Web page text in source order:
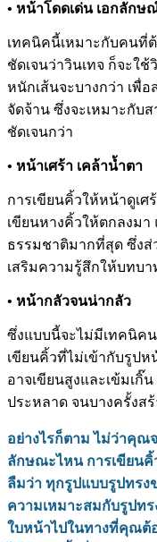
• หน้าโดดเด่น เอกลักษ
เทคนิคนี้เหมาะกับคนที่ต้
ชัดเจนว่าวินเทจ ก็จะใ
หนักเส้นจะบางกว่า เพื่อ
จัดจ้าน ซึ่งจะเหมาะกับ
ชัดเจนกว่า
• หน้าเศร้า เคล้าน้ำตา
การเขียนคิ้วให้หน้าดูเศ
เขียนหางคิ้วให้ตกลงมา
ธรรมชาติมากที่สุด ซึ่งส่
เสริมความรู้สึกให้บทบ
• หน้ากลัวจนน่ากลัว
ซึ่งแบบนี้จะไม่มีเทคนิค
เขียนคิ้วที่ไม่เข้ากับรูปห
อาจเขียนสูงและเข้มเกิ๊
ประหลาด จนบางครั้งส
อย่างไรก็ตาม ไม่ว่าคุ
ลักษณะไหน การเขียน
ลืมว่า ทุกรูปแบบรูปทรง
ความเหมาะสมกับรูปทร
ใบหน้าไปในทางที่คุณต้